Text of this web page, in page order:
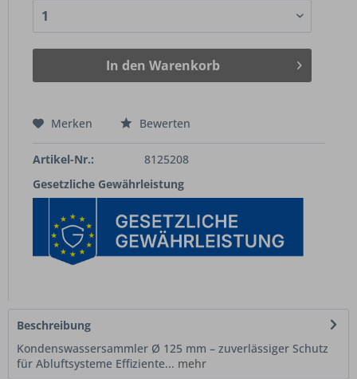
In den Warenkorb
Merken Bewerten
Artikel-Nr.:
8125208
Gesetzliche Gewährleistung
Beschreibung
Kondenswassersammler Ø 125 mm – zuverlässiger Schutz
für Abluftsysteme Effiziente... mehr